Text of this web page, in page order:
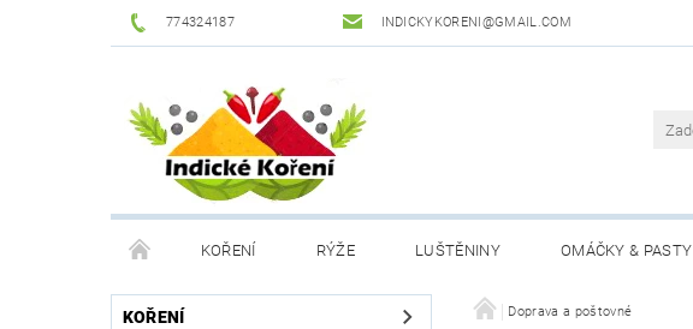
774324187 INDICKYKORENI@GMAIL.COM
KOŘENÍ RÝŽE LUŠTĚNINY OMÁČKY & PASTY
DROGERIE PODMÍNKY OCHRANY OSOBNÍCH ÚDAJŮ
KOŘENÍ Doprava a poštovné